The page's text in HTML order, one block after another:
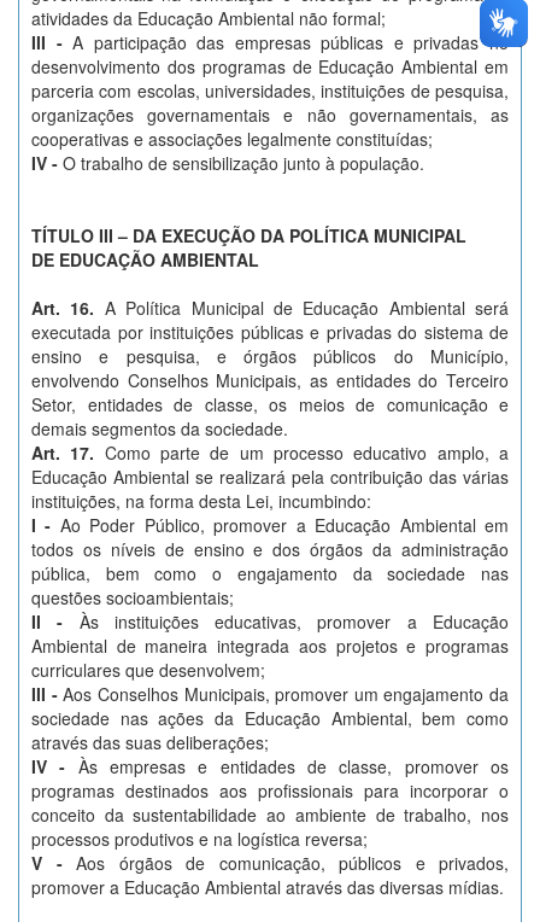
atividades da Educação Ambiental não formal;
III -A participação das empresas públicas e privadas no
desenvolvimento dos programas de Educação Ambiental em
parceria com escolas, universidades, instituições de pesquisa,
organizações governamentais e não governamentais, as
cooperativas e associações legalmente constituídas;
IV - O trabalho de sensibilização junto à população.
TÍTULO III – DA EXECUÇÃO DA POLÍTICA MUNICIPAL
DE EDUCAÇÃO AMBIENTAL
Art. 16. A Política Municipal de Educação Ambiental será
executada por instituições públicas e privadas do sistema de
ensino e pesquisa, e órgãos públicos do Município,
envolvendo Conselhos Municipais, as entidades do Terceiro
Setor, entidades de classe, os meios de comunicação e
demais segmentos da sociedade.
Art. 17. Como parte de um processo educativo amplo, a
Educação Ambiental se realizará pela contribuição das várias
instituições, na forma desta Lei, incumbindo:
I - Ao Poder Público, promover a Educação Ambiental em
todos os níveis de ensino e dos órgãos da administração
pública, bem como o engajamento da sociedade nas
questões socioambientais;
II - Às instituições educativas, promover a Educação
Ambiental de maneira integrada aos projetos e programas
curriculares que desenvolvem;
III -Aos Conselhos Municipais, promover um engajamento da
sociedade nas ações da Educação Ambiental, bem como
através das suas deliberações;
IV - Às empresas e entidades de classe, promover os
programas destinados aos profissionais para incorporar o
conceito da sustentabilidade ao ambiente de trabalho, nos
processos produtivos e na logística reversa;
V - Aos órgãos de comunicação, públicos e privados,
promover a Educação Ambiental através das diversas mídias.